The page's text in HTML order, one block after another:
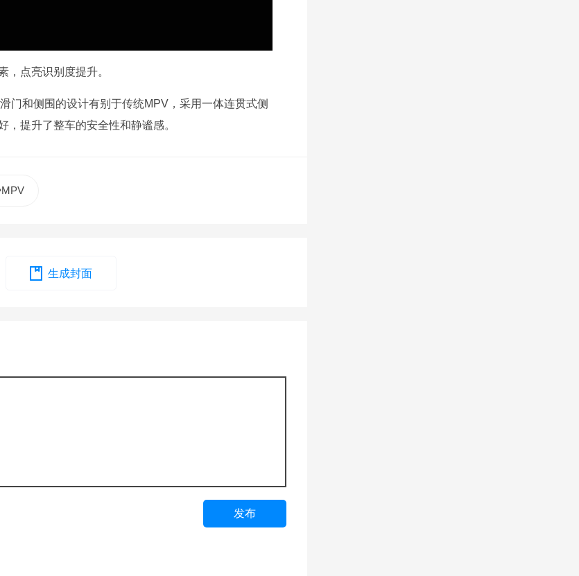
，点亮识别度提升。
门和侧围的设计有别于传统MPV，采用一体连贯式侧
，提升了整车的安全性和静谧感。
生成封面
发布